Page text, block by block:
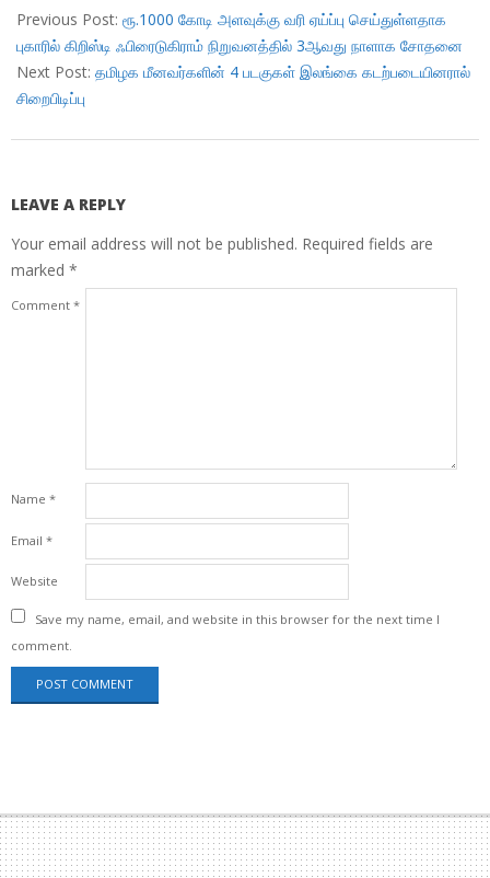
07-
07
Previous Post: ரூ.1000 கோடி அளவுக்கு வரி ஏய்ப்பு செய்துள்ளதாக
புகாரில் கிறிஸ்டி ஃபிரைடுகிராம் நிறுவனத்தில் 3ஆவது நாளாக சோதனை
Next Post: தமிழக மீனவர்களின் 4 படகுகள் இலங்கை கடற்படையினரால்
சிறைபிடிப்பு
LEAVE A REPLY
Your email address will not be published. Required fields are
marked *
Comment *
Name *
Email *
Website
Save my name, email, and website in this browser for the next time I
comment.